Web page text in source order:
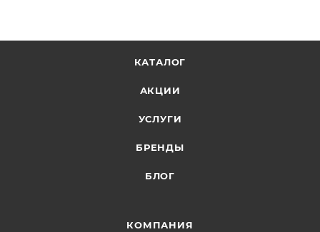
КАТАЛОГ
АКЦИИ
УСЛУГИ
БРЕНДЫ
БЛОГ
КОМПАНИЯ